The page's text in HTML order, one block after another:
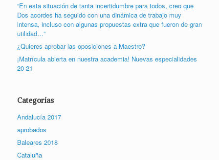
“En esta situación de tanta incertidumbre para todos, creo que
Dos acordes ha seguido con una dinámica de trabajo muy
intensa, incluso con algunas propuestas extra que fueron de gran
utilidad…”
¿Quieres aprobar las oposiciones a Maestro?
¡Matrícula abierta en nuestra academia! Nuevas especialidades
20-21
Categorías
Andalucía 2017
aprobados
Baleares 2018
Cataluña